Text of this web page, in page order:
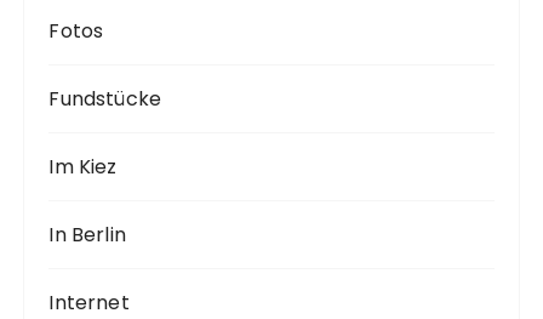
Fotos
Fundstücke
Im Kiez
In Berlin
Internet